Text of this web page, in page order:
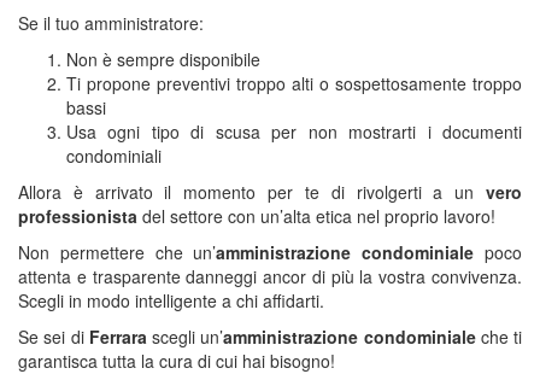
Se il tuo amministratore:
Non è sempre disponibile
Ti propone preventivi troppo alti o sospettosamente troppo
bassi
Usa ogni tipo di scusa per non mostrarti i documenti
condominiali
Allora è arrivato il momento per te di rivolgerti a un vero
professionista del settore con un’alta etica nel proprio lavoro!
Non permettere che un’amministrazione condominiale poco
attenta e trasparente danneggi ancor di più la vostra convivenza.
Scegli in modo intelligente a chi affidarti.
Se sei di Ferrarascegli un’amministrazione condominialeche ti
garantisca tutta la cura di cui hai bisogno!